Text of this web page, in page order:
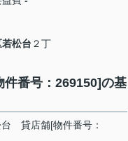
若松台 ２丁
番号：269150]の基
貸店舗[物件番号：